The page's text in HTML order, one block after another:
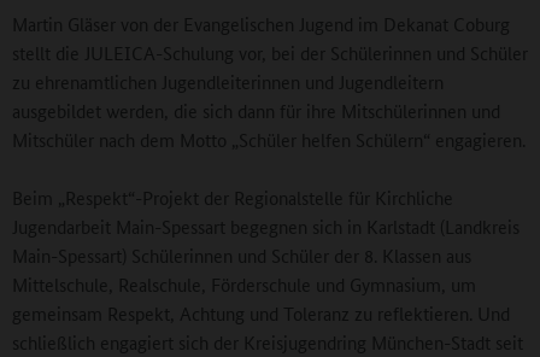
Martin Gläser von der Evangelischen Jugend im Dekanat Coburg
stellt die JULEICA-Schulung vor, bei der Schülerinnen und Schüler
zu ehrenamtlichen Jugendleiterinnen und Jugendleitern
ausgebildet werden, die sich dann für ihre Mitschülerinnen und
Mitschüler nach dem Motto „Schüler helfen Schülern“ engagieren.
Beim „Respekt“-Projekt der Regionalstelle für Kirchliche
Jugendarbeit Main-Spessart begegnen sich in Karlstadt (Landkreis
Main-Spessart) Schülerinnen und Schüler der 8. Klassen aus
Mittelschule, Realschule, Förderschule und Gymnasium, um
gemeinsam Respekt, Achtung und Toleranz zu reflektieren. Und
schließlich engagiert sich der Kreisjugendring München-Stadt seit